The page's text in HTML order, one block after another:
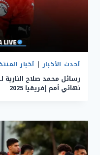
أحدث الأخبار| أخبار
رسائل محمد صلاح
نهائي أمم إفريقيا 2025